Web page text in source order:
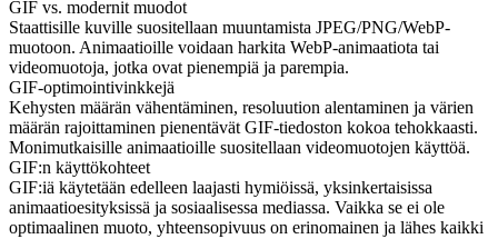
GIF vs. modernit muodot
Staattisille kuville suositellaan muuntamista JPEG/PNG/WebP-
muotoon. Animaatioille voidaan harkita WebP-animaatiota tai
videomuotoja, jotka ovat pienempiä ja parempia.
GIF-optimointivinkkejä
Kehysten määrän vähentäminen, resoluution alentaminen ja värien
määrän rajoittaminen pienentävät GIF-tiedoston kokoa tehokkaasti.
Monimutkaisille animaatioille suositellaan videomuotojen käyttöä.
GIF:n käyttökohteet
GIF:iä käytetään edelleen laajasti hymiöissä, yksinkertaisissa
animaatioesityksissä ja sosiaalisessa mediassa. Vaikka se ei ole
optimaalinen muoto, yhteensopivuus on erinomainen ja lähes kaikki